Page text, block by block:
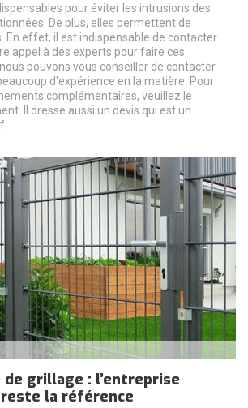
pour éviter les intrusions des
De plus, elles permettent de
En effet, il est indispensable de contacter
appel à des experts pour faire ces
pouvons vous conseiller de contacter
d'expérience en la matière. Pour
complémentaires, veuillez le
Il dresse aussi un devis qui est un
grillage : l’entreprise
la référence